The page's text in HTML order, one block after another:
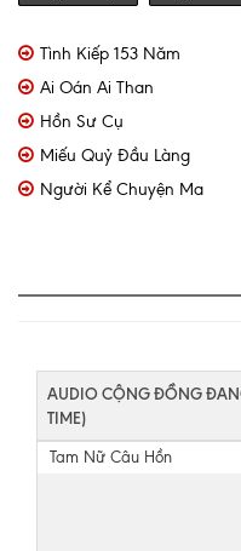
Tình Kiếp 153 Năm
Ai Oán Ai Than
Hồn Sư Cụ
Miếu Quỷ Đầu Làng
Người Kể Chuyện Ma
AUDIO CỘNG ĐỒNG
TIME)
Tam Nữ Câu Hồn